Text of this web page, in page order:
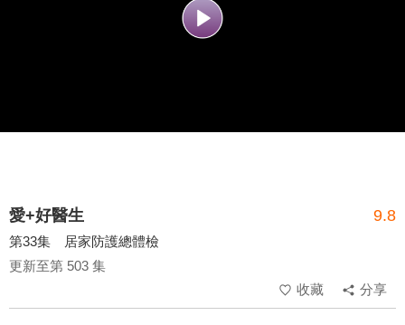
愛+好醫生 9.8
第33集 居家防護總體檢
更新至第 503 集
收藏
分享